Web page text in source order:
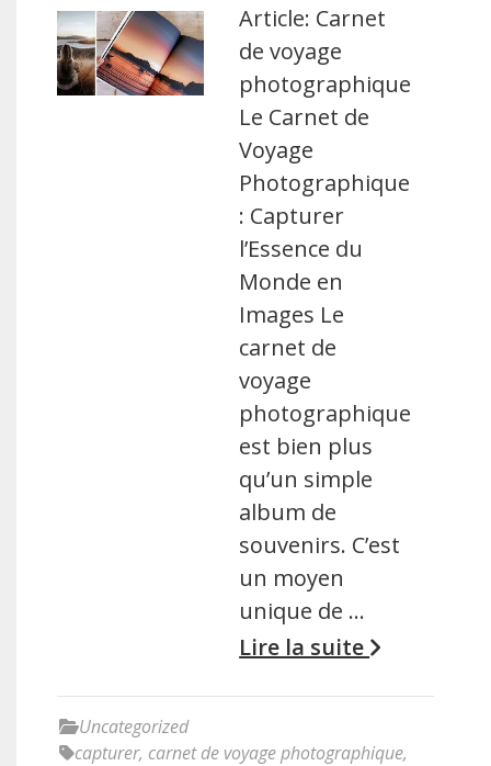
Article: Carnet
de voyage
photographique
Le Carnet de
Voyage
Photographique
: Capturer
l’Essence du
Monde en
Images Le
carnet de
voyage
photographique
est bien plus
qu’un simple
album de
souvenirs. C’est
un moyen
unique de …
Lire la suite
Uncategorized
capturer, carnet de voyage photographique,